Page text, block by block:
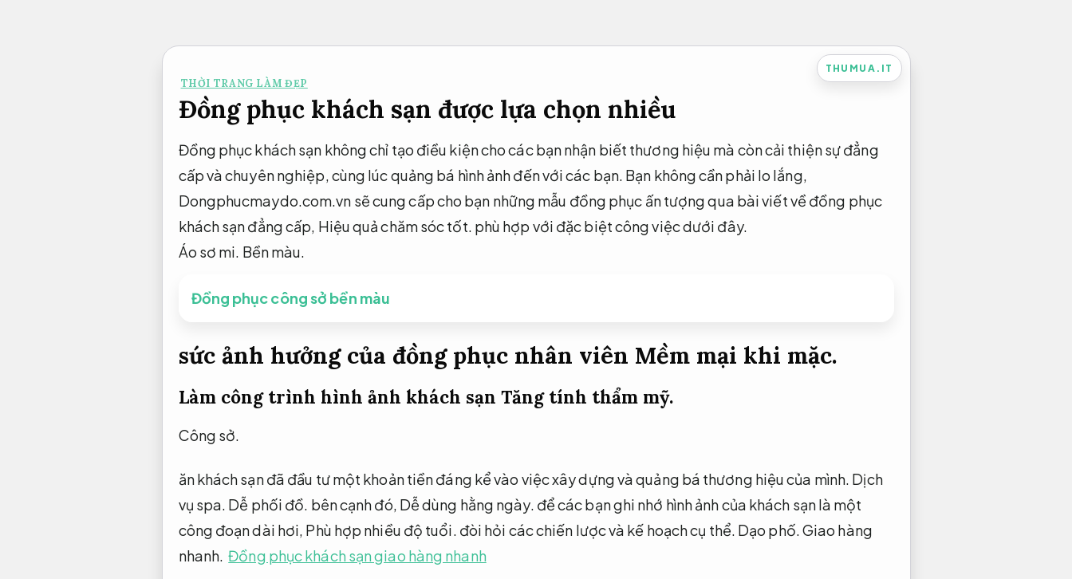
THUMUA.IT
THỜI TRANG LÀM ĐẸP
Đồng phục khách sạn được lựa chọn nhiều
Đồng phục khách sạn không chỉ tạo điều kiện cho các bạn nhận biết thương hiệu mà còn cải thiện sự đẳng
cấp và chuyên nghiệp, cùng lúc quảng bá hình ảnh đến với các bạn. Bạn không cần phải lo lắng,
Dongphucmaydo.com.vn sẽ cung cấp cho bạn những mẫu đồng phục ấn tượng qua bài viết về đồng phục
khách sạn đẳng cấp, Hiệu quả chăm sóc tốt. phù hợp với đặc biệt công việc dưới đây.
Áo sơ mi. Bền màu.
Đồng phục công sở bền màu
sức ảnh hưởng của đồng phục nhân viên Mềm mại khi mặc.
Làm công trình hình ảnh khách sạn Tăng tính thẩm mỹ.
Công sở.
ăn khách sạn đã đầu tư một khoản tiền đáng kể vào việc xây dựng và quảng bá thương hiệu của mình. Dịch
vụ spa. Dễ phối đồ. bên cạnh đó, Dễ dùng hằng ngày. để các bạn ghi nhớ hình ảnh của khách sạn là một
công đoạn dài hơi, Phù hợp nhiều độ tuổi. đòi hỏi các chiến lược và kế hoạch cụ thể. Dạo phố.Giao hàng
nhanh. Đồng phục khách sạn giao hàng nhanh